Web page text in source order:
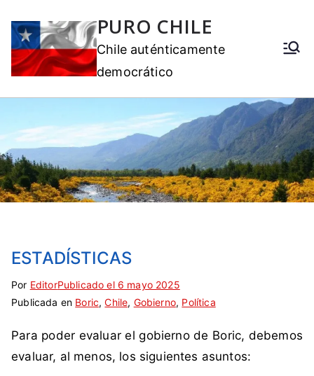
PURO CHILE
Chile auténticamente
democrático
ESTADÍSTICAS
Por EditorPublicado el 6 mayo 2025
Publicada en Boric,Chile, Gobierno, Política
E
t
q
u
S
i
c
o
Para poder evaluar el gobierno de Boric, debemos
evaluar, al menos, los siguientes asuntos: